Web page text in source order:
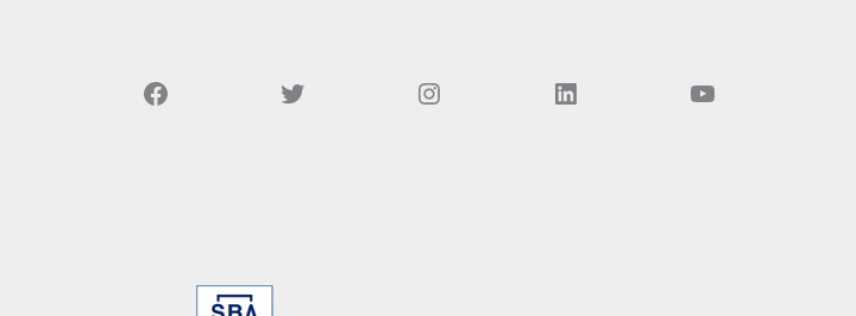
Facebook Twitter Instagram LinkedIn YouTube